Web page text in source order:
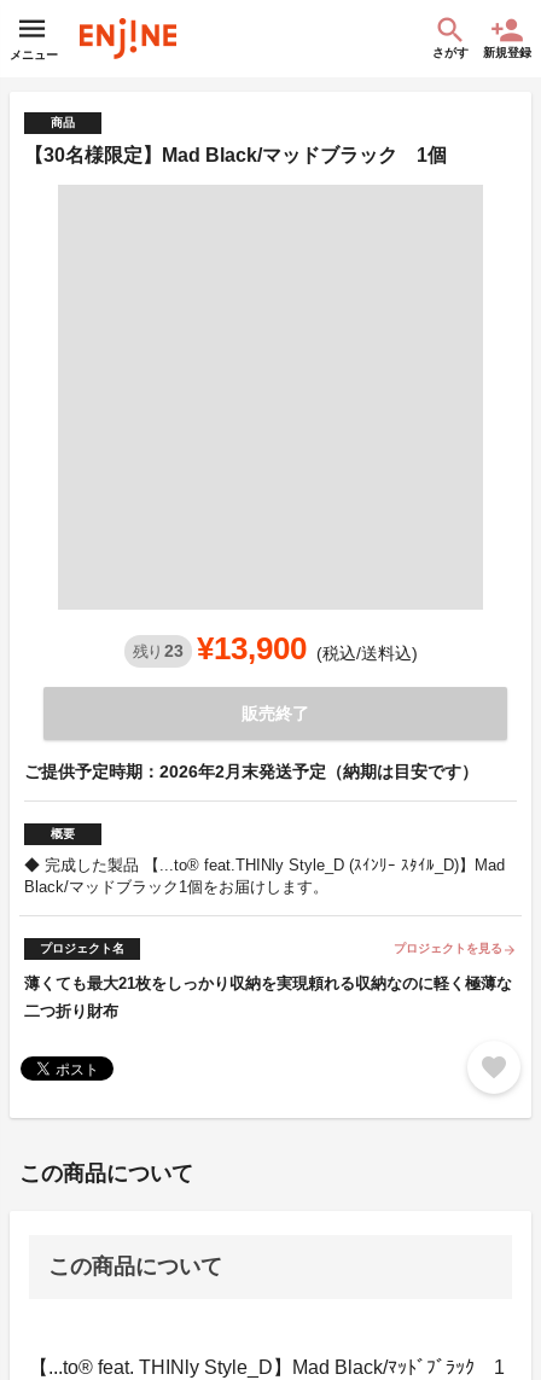
メニュー さがす 新規登録
商品
【30名様限定】Mad Black/マッドブラック 1個
残り 23 ¥13,900 (税込/送料込)
販売終了
ご提供予定時期：2026年2月末発送予定（納期は目安です）
概要
◆ 完成した製品 【...to® feat.THINly Style_D (ｽｲﾝﾘｰ ｽﾀｲﾙ_D)】Mad
Black/マッドブラック1個をお届けします。
プロジェクト名 プロジェクトを見る arrow_forward
薄くても最大21枚をしっかり収納を実現頼れる収納なのに軽く極薄な
二つ折り財布
favorite
この商品について
この商品について
【...to® feat. THINly Style_D】Mad Black/ﾏｯﾄﾞﾌﾞﾗｯｸ 1